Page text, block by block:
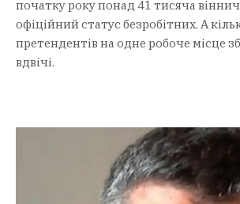
початку року понад 41 тисяча
офіційний статус безробітних. А
претендентів на одне робоче місце
вдвічі.